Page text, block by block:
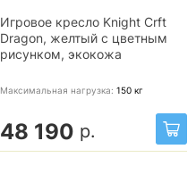
Игровое кресло Knight Crft
Dragon, желтый с цветным
рисунком, экокожа
Максимальная нагрузка: 150 кг
48 190 р.